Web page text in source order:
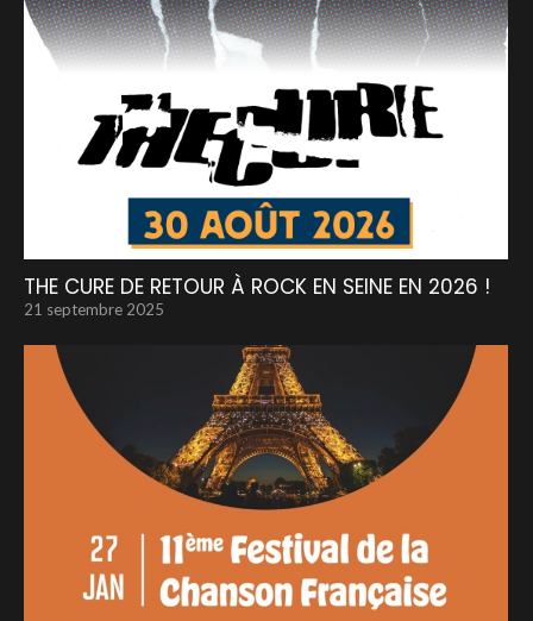
THE CURE DE RETOUR À ROCK EN SEINE EN 2026 !
21 septembre 2025